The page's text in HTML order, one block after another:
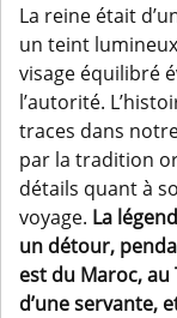
La reine était
un teint
visage équilibré
l’autorité.
traces dans
par la tradition
détails quant à
voyage. La
un détour,
est du Maroc,
d’une servante,